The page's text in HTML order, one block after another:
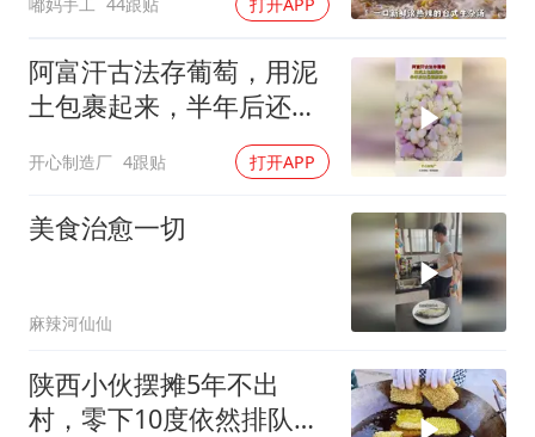
阿富汗古法存葡萄，用泥
土包裹起来，半年后还是
开心制造厂 4跟贴 打开APP
美食治愈一切
麻辣河仙仙
陕西小伙摆摊5年不出
村，零下10度依然排队，